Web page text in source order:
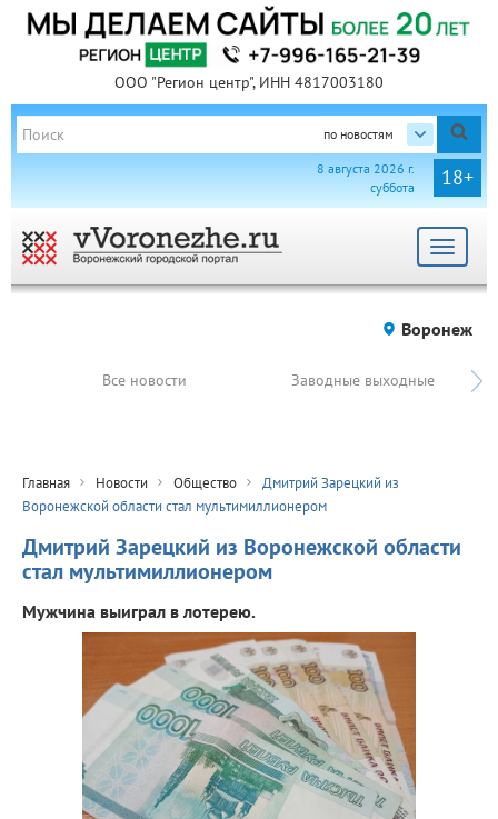
ООО "Регион центр", ИНН 4817003180
по новостям
18+
8 августа 2026 г.
суббота
Toggle
Воронеж
Все новости Заводные выходные
Главная Новости Общество
Дмитрий Зарецкий из
Воронежской области стал мультимиллионером
Дмитрий Зарецкий из Воронежской области
стал мультимиллионером
Мужчина выиграл в лотерею.